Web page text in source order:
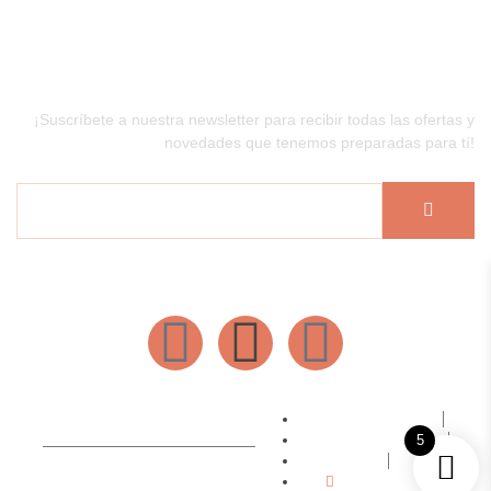
¡Suscríbete a nuestra newsletter para recibir todas las ofertas y
novedades que tenemos preparadas para tí!
Condiciones de compra
5